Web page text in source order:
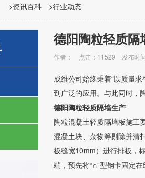
>资讯百科 >行业动态
德阳陶粒轻质隔
作者： 点击：11529 发布时
成维公司始终秉着“以质量
到广泛的应用。与此同时，
德阳陶粒轻质隔墙生产
陶粒混凝土轻质隔墙板施工
混凝土块、杂物等剔除并清
板缝宽10mm）进行排板，
端，预先将“∩”型钢卡固定